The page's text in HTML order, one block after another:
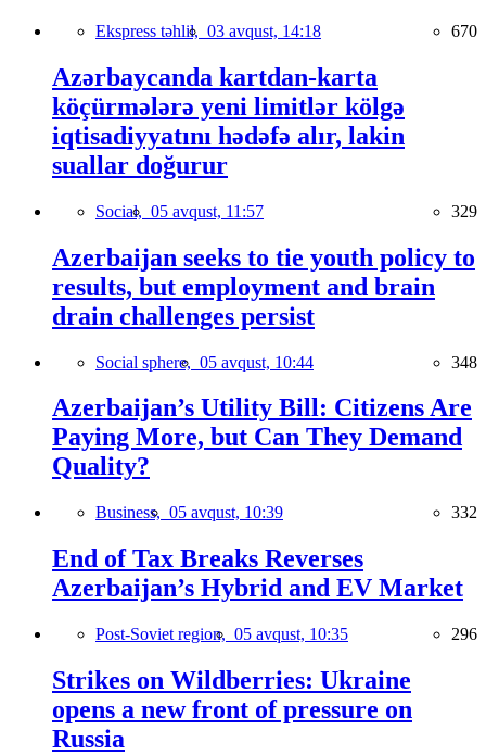
Ekspress təhlil, 03 avqust, 14:18 670
Azərbaycanda kartdan-karta
köçürmələrə yeni limitlər kölgə
iqtisadiyyatını hədəfə alır, lakin
suallar doğurur
Social, 05 avqust, 11:57 329
Azerbaijan seeks to tie youth policy to
results, but employment and brain
drain challenges persist
Social sphere, 05 avqust, 10:44 348
Azerbaijan’s Utility Bill: Citizens Are
Paying More, but Can They Demand
Quality?
Business, 05 avqust, 10:39 332
End of Tax Breaks Reverses
Azerbaijan’s Hybrid and EV Market
Post-Soviet region, 05 avqust, 10:35 296
Strikes on Wildberries: Ukraine
opens a new front of pressure on
Russia